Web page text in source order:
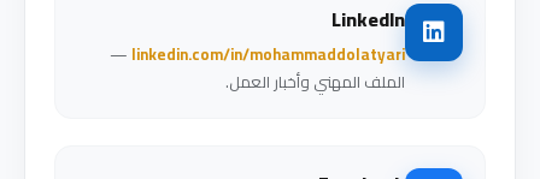
LinkedIn
linkedin.com/in/mohammaddolatyari
—
الملف المهني وأخبار العمل.